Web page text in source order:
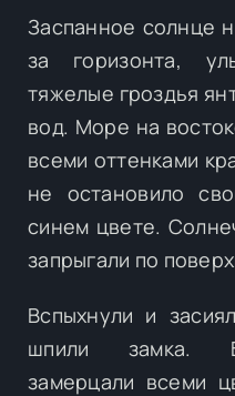
Заспанное солнце
за горизонта,
тяжелые гроздья
вод. Море на
всеми оттенками
не остановило
синем цвете.
запрыгали по
Вспыхнули и
шпили замка.
замерцали всеми